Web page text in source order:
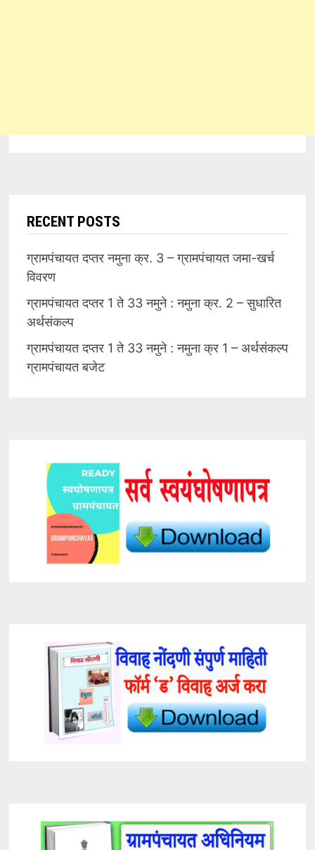
RECENT POSTS
ग्रामपंचायत दप्तर नमुना क्र. 3 – ग्रामपंचायत जमा-खर्च
विवरण
ग्रामपंचायत दप्तर 1 ते 33 नमुने : नमुना क्र. 2 – सुधारित
अर्थसंकल्प
ग्रामपंचायत दप्तर 1 ते 33 नमुने : नमुना क्र 1 – अर्थसंकल्प
ग्रामपंचायत बजेट